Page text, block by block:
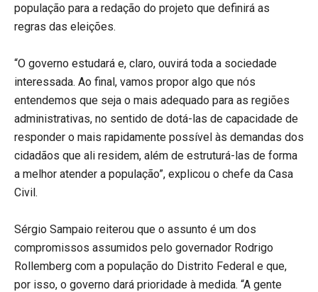
população para a redação do projeto que definirá as
regras das eleições.
“O governo estudará e, claro, ouvirá toda a sociedade
interessada. Ao final, vamos propor algo que nós
entendemos que seja o mais adequado para as regiões
administrativas, no sentido de dotá-las de capacidade de
responder o mais rapidamente possível às demandas dos
cidadãos que ali residem, além de estruturá-las de forma
a melhor atender a população”, explicou o chefe da Casa
Civil.
Sérgio Sampaio reiterou que o assunto é um dos
compromissos assumidos pelo governador Rodrigo
Rollemberg com a população do Distrito Federal e que,
por isso, o governo dará prioridade à medida. “A gente